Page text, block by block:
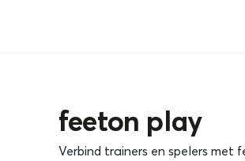
feeton play
Verbind trainers en spelers met